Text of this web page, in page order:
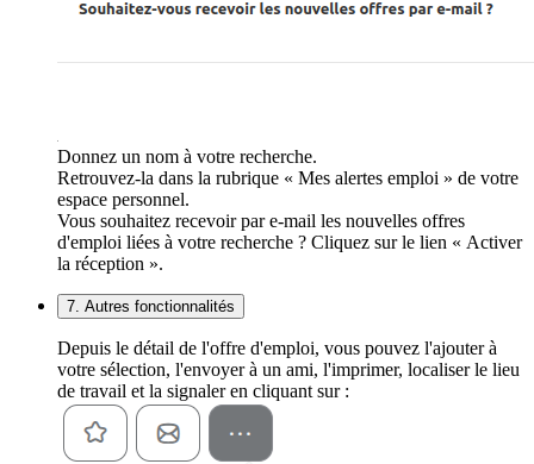
Donnez un nom à votre recherche.
Retrouvez-la dans la rubrique « Mes alertes emploi » de votre
espace personnel.
Vous souhaitez recevoir par e-mail les nouvelles offres
d'emploi liées à votre recherche ? Cliquez sur le lien « Activer
la réception ».
7. Autres fonctionnalités
Depuis le détail de l'offre d'emploi, vous pouvez l'ajouter à
votre sélection, l'envoyer à un ami, l'imprimer, localiser le lieu
de travail et la signaler en cliquant sur :